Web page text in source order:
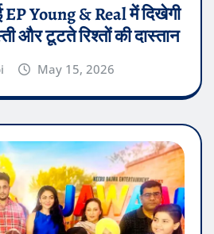
Young & Real में दिखेगी
और टूटते रिश्तों की दास्तान
May 15, 2026